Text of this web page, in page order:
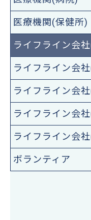
医療機関(保健所)
ライフライン会
ライフライン会
ライフライン会
ライフライン会
ライフライン会
ボランティア